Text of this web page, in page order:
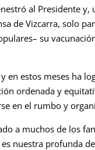
al Presidente y,
de Vizcarra, solo
su
estos meses ha
ordenada y
en el rumbo y
muchos de los
nuestra profunda